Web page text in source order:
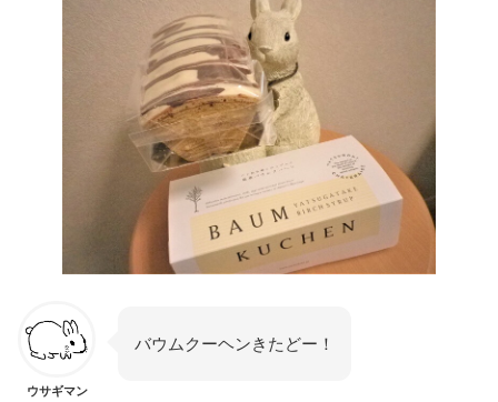
ウサギマン
バウムクーヘンきたどー！